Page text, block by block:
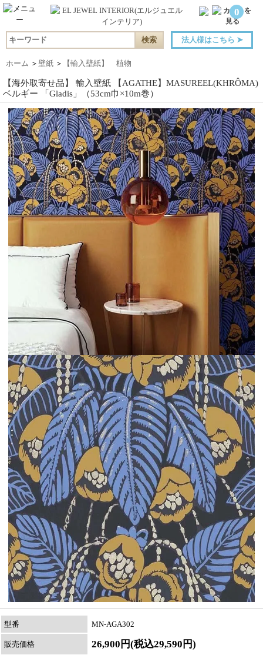
0
法人様はこちら ➤
ホーム ＞ 壁紙 ＞ 【輸入壁紙】 植物
【海外取寄せ品】 輸入壁紙 【AGATHE】MASUREEL(KHRÔMA)
ベルギー 「Gladis」（53cm巾×10m巻）
型番 MN-AGA302
販売価格 26,900円(税込29,590円)